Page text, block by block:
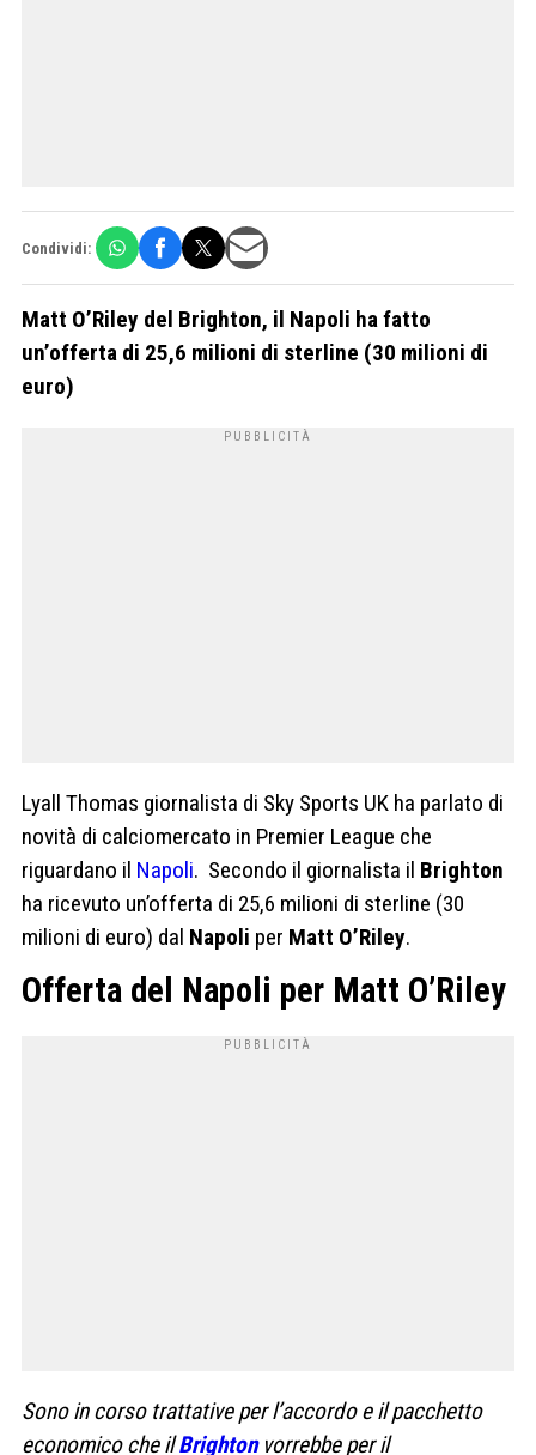
Condividi:
Matt O’Riley del Brighton, il Napoli ha fatto
un’offerta di 25,6 milioni di sterline (30 milioni di
euro)
Lyall Thomas giornalista di Sky Sports UK ha parlato di
novità di calciomercato in Premier League che
riguardano il Napoli. Secondo il giornalista il Brighton
ha ricevuto un’offerta di 25,6 milioni di sterline (30
milioni di euro) dal Napoli per Matt O’Riley.
Offerta del Napoli per Matt O’Riley
Sono in corso trattative per l’accordo e il pacchetto
economico che ilBrightonvorrebbe per il